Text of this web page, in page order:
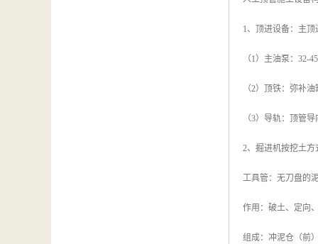
1、顶进设备：主
（1）主油泵：32-
（2）顶铁：弥补
（3）导轨：顶管
2、掘进机按挖土方
工具管：无刀盘的
作用：破土、定向
组成：冲泥仓（前